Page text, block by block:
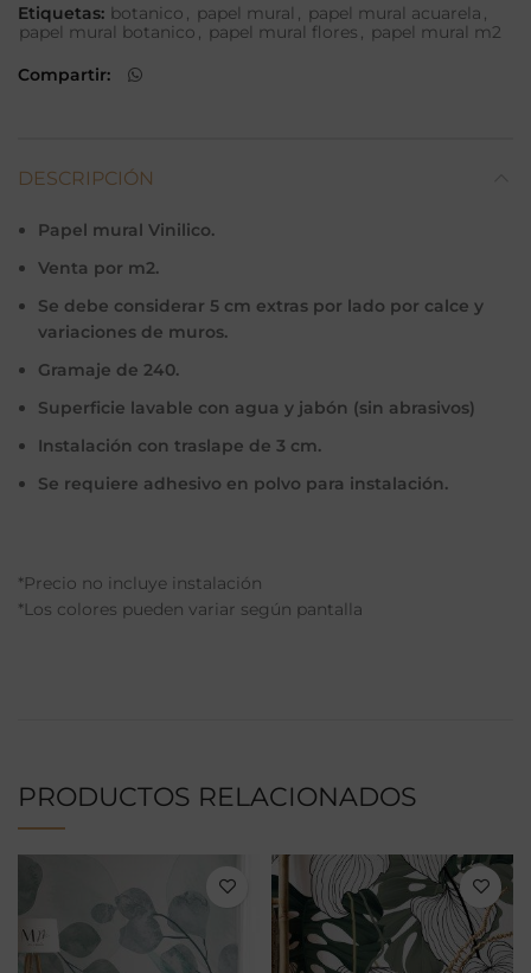
Etiquetas: botanico , papel mural , papel mural acuarela ,
papel mural botanico , papel mural flores , papel mural m2
Compartir
DESCRIPCIÓN
Papel mural Vinilico.
Venta por m2.
Se debe considerar 5 cm extras por lado por calce y
variaciones de muros.
Gramaje de 240.
Superficie lavable con agua y jabón (sin abrasivos)
Instalación con traslape de 3 cm.
Se requiere adhesivo en polvo para instalación.
*Precio no incluye instalación
*Los colores pueden variar según pantalla
PRODUCTOS RELACIONADOS